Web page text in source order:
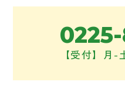
0225-
【受付】月